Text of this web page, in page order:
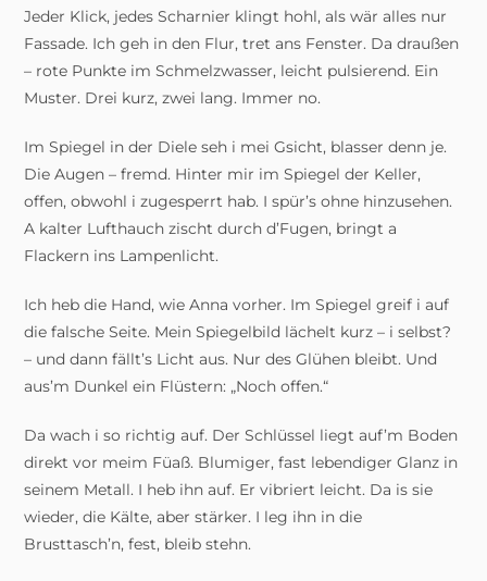
Jeder Klick, jedes Scharnier klingt hohl, als wär alles nur
Fassade. Ich geh in den Flur, tret ans Fenster. Da draußen
– rote Punkte im Schmelzwasser, leicht pulsierend. Ein
Muster. Drei kurz, zwei lang. Immer no.
Im Spiegel in der Diele seh i mei Gsicht, blasser denn je.
Die Augen – fremd. Hinter mir im Spiegel der Keller,
offen, obwohl i zugesperrt hab. I spür’s ohne hinzusehen.
A kalter Lufthauch zischt durch d’Fugen, bringt a
Flackern ins Lampenlicht.
Ich heb die Hand, wie Anna vorher. Im Spiegel greif i auf
die falsche Seite. Mein Spiegelbild lächelt kurz – i selbst?
– und dann fällt’s Licht aus. Nur des Glühen bleibt. Und
aus’m Dunkel ein Flüstern: „Noch offen.“
Da wach i so richtig auf. Der Schlüssel liegt auf’m Boden
direkt vor meim Füaß. Blumiger, fast lebendiger Glanz in
seinem Metall. I heb ihn auf. Er vibriert leicht. Da is sie
wieder, die Kälte, aber stärker. I leg ihn in die
Brusttasch’n, fest, bleib stehn.